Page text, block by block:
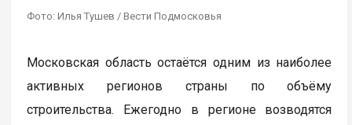
Фото: Илья Тушев / Вести Подмосковья
Московская область остаётся одним из наиболее
активных регионов страны по объёму
строительства. Ежегодно в регионе возводятся